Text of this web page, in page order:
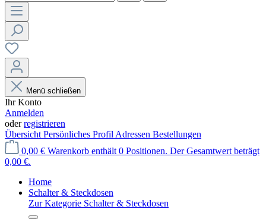
Menü schließen
Ihr Konto
Anmelden
oderregistrieren
Übersicht Persönliches Profil Adressen Bestellungen
0,00 € Warenkorb enthält 0 Positionen. Der Gesamtwert beträgt
0,00 €.
Home
Schalter & Steckdosen
Zur Kategorie Schalter & Steckdosen